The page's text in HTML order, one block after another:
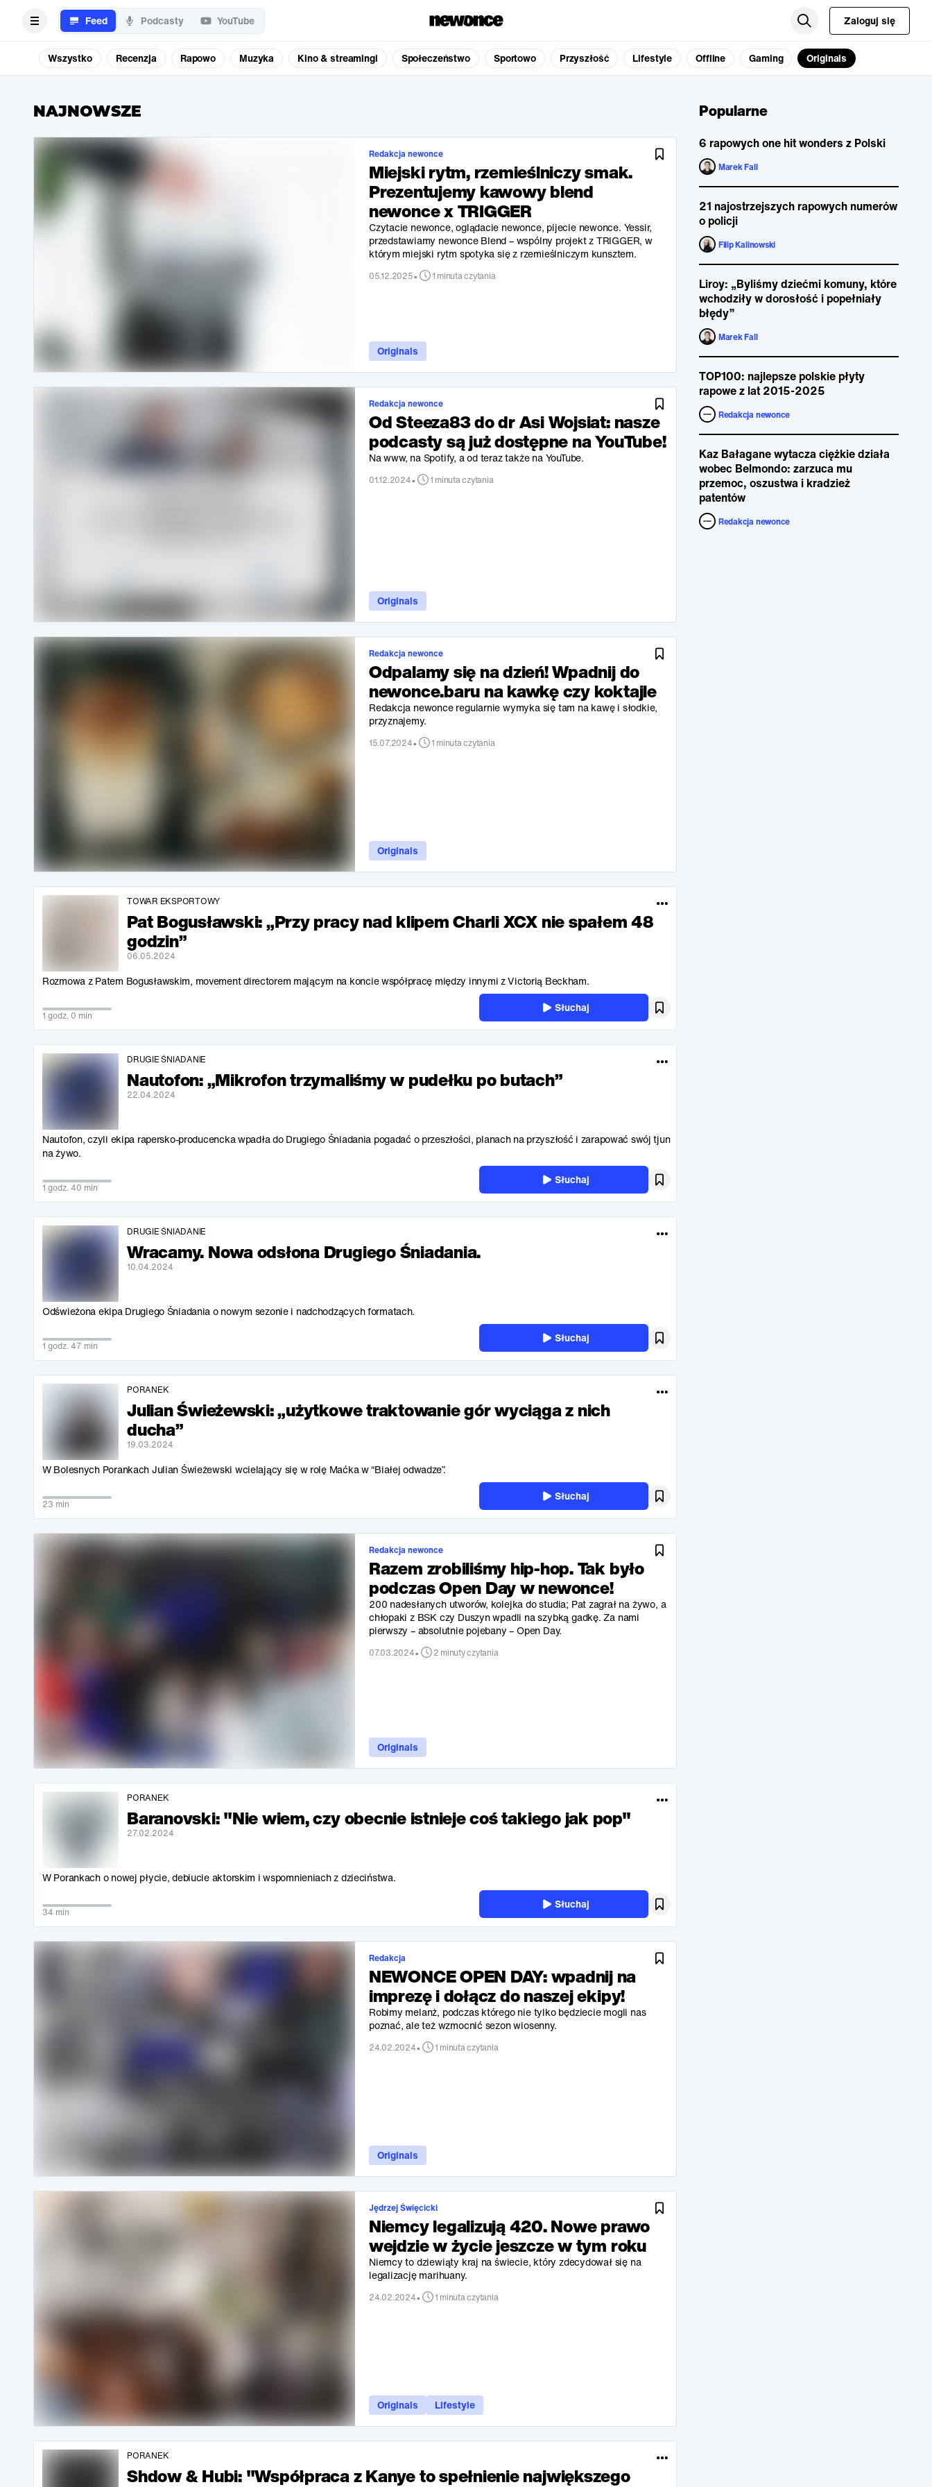
Feed Podcasty YouTube Zaloguj się
Wszystko Recenzja Rapowo Muzyka Kino & streamingi Społeczeństwo Sportowo Przyszłość Lifestyle Offline Gaming Originals
NAJNOWSZE
Miejski rytm, rzemieślniczy smak.
Prezentujemy kawowy blend
newonce x TRIGGER
Czytacie newonce, oglądacie newonce, pijecie newonce. Yessir,
przedstawiamy newonce Blend – wspólny projekt z TRIGGER, w
którym miejski rytm spotyka się z rzemieślniczym kunsztem.
05.12.2025• 1 minuta czytania
Redakcja newonce
Originals
Od Steeza83 do dr Asi Wojsiat: nasze
podcasty są już dostępne na YouTube!
Na www, na Spotify, a od teraz także na YouTube.
01.12.2024• 1 minuta czytania
Redakcja newonce
Originals
Odpalamy się na dzień! Wpadnij do
newonce.baru na kawkę czy koktajle
Redakcja newonce regularnie wymyka się tam na kawę i słodkie,
przyznajemy.
15.07.2024• 1 minuta czytania
Redakcja newonce
Originals
TOWAR EKSPORTOWY
Pat Bogusławski: „Przy pracy nad klipem Charli XCX nie spałem 48
godzin”
06.05.2024
Rozmowa z Patem Bogusławskim, movement directorem mającym na koncie współpracę między innymi z Victorią Beckham.
1 godz. 0 min
Słuchaj
DRUGIE ŚNIADANIE
Nautofon: „Mikrofon trzymaliśmy w pudełku po butach”
22.04.2024
Nautofon, czyli ekipa rapersko-producencka wpadła do Drugiego Śniadania pogadać o przeszłości, planach na przyszłość i zarapować swój tjun
na żywo.
1 godz. 40 min
Słuchaj
DRUGIE ŚNIADANIE
Wracamy. Nowa odsłona Drugiego Śniadania.
10.04.2024
Odświeżona ekipa Drugiego Śniadania o nowym sezonie i nadchodzących formatach.
1 godz. 47 min
Słuchaj
PORANEK
Julian Świeżewski: „użytkowe traktowanie gór wyciąga z nich
ducha”
19.03.2024
W Bolesnych Porankach Julian Świeżewski wcielający się w rolę Maćka w “Białej odwadze”.
23 min
Słuchaj
Razem zrobiliśmy hip-hop. Tak było
podczas Open Day w newonce!
200 nadesłanych utworów, kolejka do studia; Pat zagrał na żywo, a
chłopaki z BSK czy Duszyn wpadli na szybką gadkę. Za nami
pierwszy – absolutnie pojebany – Open Day.
07.03.2024• 2 minuty czytania
Redakcja newonce
Originals
PORANEK
Baranovski: "Nie wiem, czy obecnie istnieje coś takiego jak pop"
27.02.2024
W Porankach o nowej płycie, debiucie aktorskim i wspomnieniach z dzieciństwa.
34 min
Słuchaj
NEWONCE OPEN DAY: wpadnij na
imprezę i dołącz do naszej ekipy!
Robimy melanż, podczas którego nie tylko będziecie mogli nas
poznać, ale też wzmocnić sezon wiosenny.
24.02.2024• 1 minuta czytania
Redakcja
Originals
Niemcy legalizują 420. Nowe prawo
wejdzie w życie jeszcze w tym roku
Niemcy to dziewiąty kraj na świecie, który zdecydował się na
legalizację marihuany.
24.02.2024• 1 minuta czytania
Jędrzej Święcicki
Originals Lifestyle
PORANEK
Shdow & Hubi: "Współpraca z Kanye to spełnienie największego
Popularne
6 rapowych one hit wonders z Polski
Marek Fall
21 najostrzejszych rapowych numerów
o policji
Filip Kalinowski
Liroy: „Byliśmy dziećmi komuny, które
wchodziły w dorosłość i popełniały
błędy”
Marek Fall
TOP100: najlepsze polskie płyty
rapowe z lat 2015-2025
Redakcja newonce
Kaz Bałagane wytacza ciężkie działa
wobec Belmondo: zarzuca mu
przemoc, oszustwa i kradzież
patentów
Redakcja newonce